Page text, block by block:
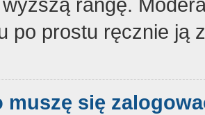
po prostu ręcznie ją
muszę się